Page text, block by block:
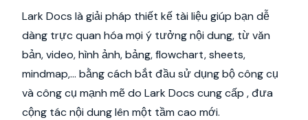
Lark Docs là giải pháp thiết kế tài liệu giúp bạn dễ
dàng trực quan hóa mọi ý tưởng nội dung, từ văn
bản, video, hình ảnh, bảng, flowchart, sheets,
mindmap,… bằng cách bắt đầu sử dụng bộ công cụ
và công cụ mạnh mẽ do Lark Docs cung cấp , đưa
cộng tác nội dung lên một tầm cao mới.